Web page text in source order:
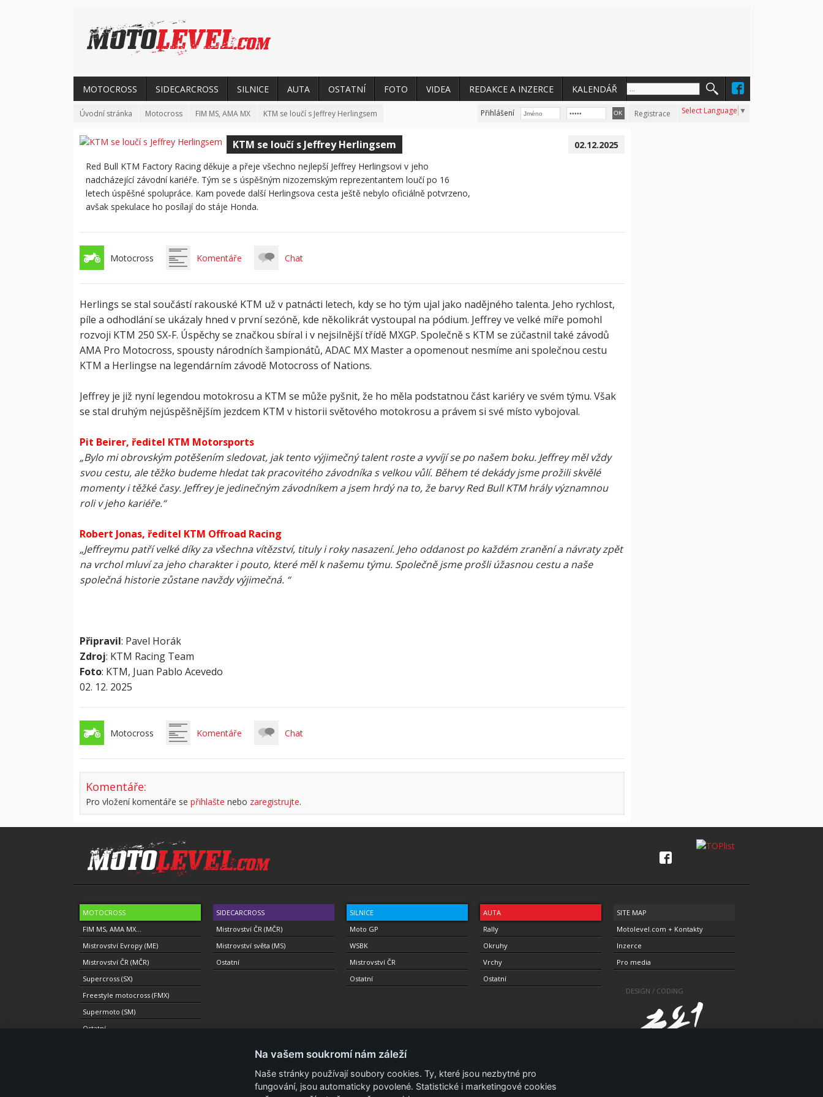
MOTOCROSS SIDECARCROSS SILNICE AUTA OSTATNÍ FOTO VIDEA REDAKCE A INZERCE KALENDÁŘ
Úvodní stránka Motocross FIM MS, AMA MX KTM se loučí s Jeffrey Herlingsem Přihlášení Registrace Select Language ▼
KTM se loučí s Jeffrey Herlingsem
02.12.2025
Red Bull KTM Factory Racing děkuje a přeje všechno nejlepší Jeffrey Herlingsovi v jeho
nadcházející závodní kariéře. Tým se s úspěšným nizozemským reprezentantem loučí po 16
letech úspěšné spolupráce. Kam povede další Herlingsova cesta ještě nebylo oficiálně potvrzeno,
avšak spekulace ho posílají do stáje Honda.
Motocross Komentáře Chat
Herlings se stal součástí rakouské KTM už v patnácti letech, kdy se ho tým ujal jako nadějného talenta. Jeho rychlost,
píle a odhodlání se ukázaly hned v první sezóně, kde několikrát vystoupal na pódium. Jeffrey ve velké míře pomohl
rozvoji KTM 250 SX-F. Úspěchy se značkou sbíral i v nejsilnější třídě MXGP. Společně s KTM se zúčastnil také závodů
AMA Pro Motocross, spousty národních šampionátů, ADAC MX Master a opomenout nesmíme ani společnou cestu
KTM a Herlingse na legendárním závodě Motocross of Nations.
Jeffrey je již nyní legendou motokrosu a KTM se může pyšnit, že ho měla podstatnou část kariéry ve svém týmu. Však
se stal druhým nejúspěšnějším jezdcem KTM v historii světového motokrosu a právem si své místo vybojoval.
Pit Beirer, ředitel KTM Motorsports
„Bylo mi obrovským potěšením sledovat, jak tento výjimečný talent roste a vyvíjí se po našem boku. Jeffrey měl vždy
svou cestu, ale těžko budeme hledat tak pracovitého závodníka s velkou vůlí. Během té dekády jsme prožili skvělé
momenty i těžké časy. Jeffrey je jedinečným závodníkem a jsem hrdý na to, že barvy Red Bull KTM hrály významnou
roli v jeho kariéře.“
Robert Jonas, ředitel KTM Offroad Racing
„Jeffreymu patří velké díky za všechna vítězství, tituly i roky nasazení. Jeho oddanost po každém zranění a návraty zpět
na vrchol mluví za jeho charakter i pouto, které měl k našemu týmu. Společně jsme prošli úžasnou cestu a naše
společná historie zůstane navždy výjimečná. “
Připravil: Pavel Horák
Zdroj: KTM Racing Team
Foto: KTM, Juan Pablo Acevedo
02. 12. 2025
Motocross Komentáře Chat
Komentáře:
Pro vložení komentáře se přihlašte nebo zaregistrujte.
MOTOCROSS
FIM MS, AMA MX...
Mistrovství Evropy (ME)
Mistrovství ČR (MČR)
Supercross (SX)
Freestyle motocross (FMX)
Supermoto (SM)
Ostatní
SIDECARCROSS
Mistrovství ČR (MČR)
Mistrovství světa (MS)
Ostatní
SILNICE
Moto GP
WSBK
Mistrovství ČR
Ostatní
AUTA
Rally
Okruhy
Vrchy
Ostatní
SITE MAP
Motolevel.com + Kontakty
Inzerce
Pro media
DESIGN / CODING
© 2010-2021 Copyright Motolevel. Všechna práva vyhrazena. Podmínky a prohlášení - ochrana soukromí. Zásady ochrany osobních údajů.
Na vašem soukromí nám záleží
Naše stránky používají soubory cookies. Ty, které jsou nezbytné pro
fungování, jsou automaticky povolené. Statistické i marketingové cookies